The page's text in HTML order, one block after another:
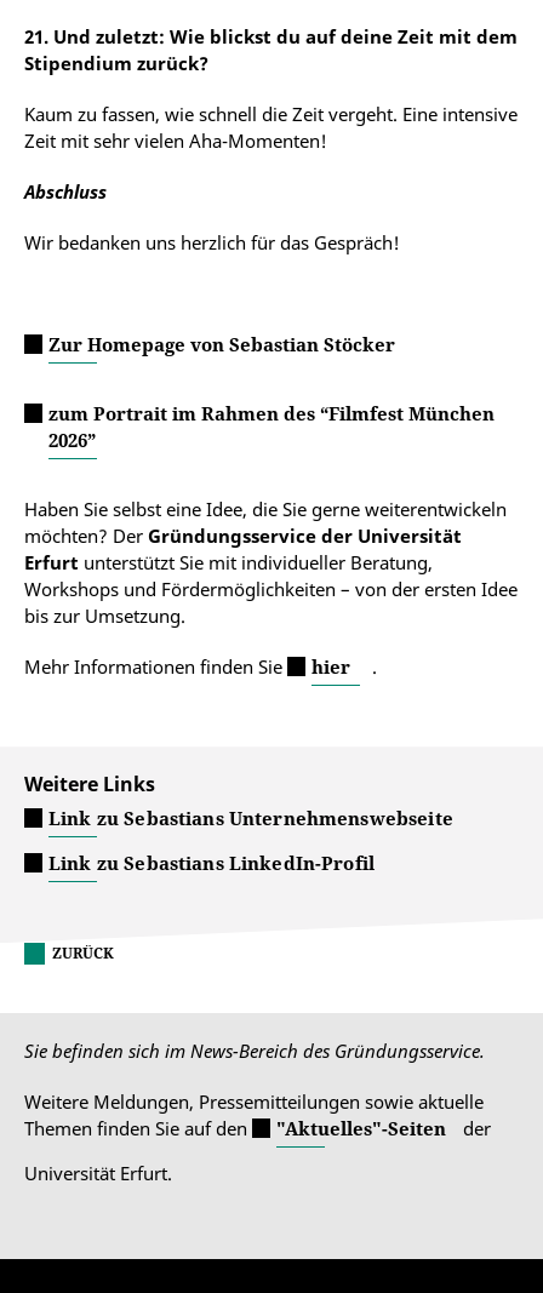
21. Und zuletzt: Wie blickst du auf deine Zeit mit dem
Stipendium zurück?
Kaum zu fassen, wie schnell die Zeit vergeht. Eine intensive
Zeit mit sehr vielen Aha-Momenten!
Abschluss
Wir bedanken uns herzlich für das Gespräch!
Zur Homepage von Sebastian Stöcker
zum Portrait im Rahmen des “Filmfest München
2026”
Haben Sie selbst eine Idee, die Sie gerne weiterentwickeln
möchten? Der Gründungsservice der Universität
Erfurt unterstützt Sie mit individueller Beratung,
Workshops und Fördermöglichkeiten – von der ersten Idee
bis zur Umsetzung.
Mehr Informationen finden Sie hier .
Weitere Links
Link zu Sebastians Unternehmenswebseite
Link zu Sebastians LinkedIn-Profil
ZURÜCK
Sie befinden sich im News-Bereich des Gründungsservice.
Weitere Meldungen, Pressemitteilungen sowie aktuelle
Themen finden Sie auf den
"Aktuelles"-Seiten
der
Universität Erfurt.